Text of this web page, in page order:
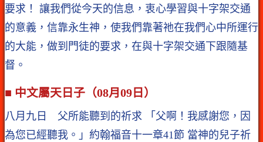
要求！ 讓我們從今天的信息，衷心學習與十字架交通
的意義，信靠永生神，使我們靠著祂在我們心中所運行
的大能，做到門徒的要求，在與十字架交通下跟隨基
督。
■ 中文屬天日子（08月09日）
八月九日 父所能聽到的祈求 「父啊！我感謝您，因
為您已經聽我。」約翰福音十一章41節 當神的兒子祈